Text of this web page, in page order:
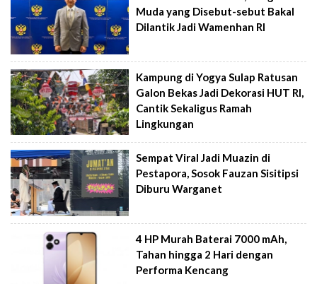
Muda yang Disebut-sebut Bakal
Dilantik Jadi Wamenhan RI
Kampung di Yogya Sulap Ratusan
Galon Bekas Jadi Dekorasi HUT RI,
Cantik Sekaligus Ramah
Lingkungan
Sempat Viral Jadi Muazin di
Pestapora, Sosok Fauzan Sisitipsi
Diburu Warganet
4 HP Murah Baterai 7000 mAh,
Tahan hingga 2 Hari dengan
Performa Kencang